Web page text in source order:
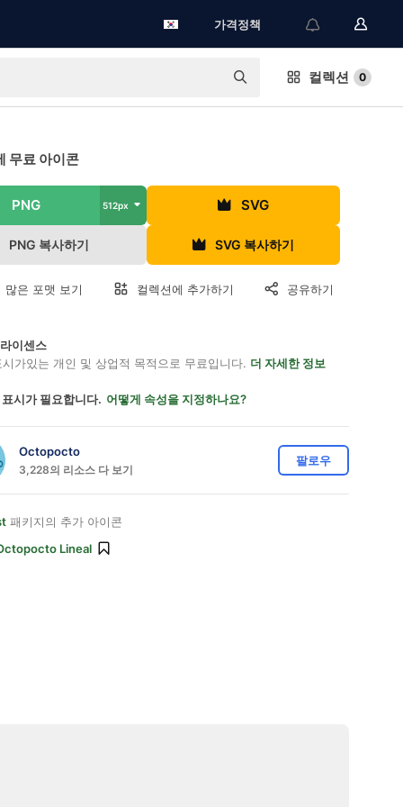
가격정책
컬렉션 0
무료 아이콘
PNG 512px SVG
PNG 복사하기 SVG 복사하기
많은 포맷 보기 컬렉션에 추가하기 공유하기
이센스
가있는 개인 및 상업적 목적으로 무료입니다. 더 자세한 정보
시가 필요합니다. 어떻게 속성을 지정하나요?
Octopocto
3,228의 리소스 다 보기
팔로우
패키지의 추가 아이콘
Lineal